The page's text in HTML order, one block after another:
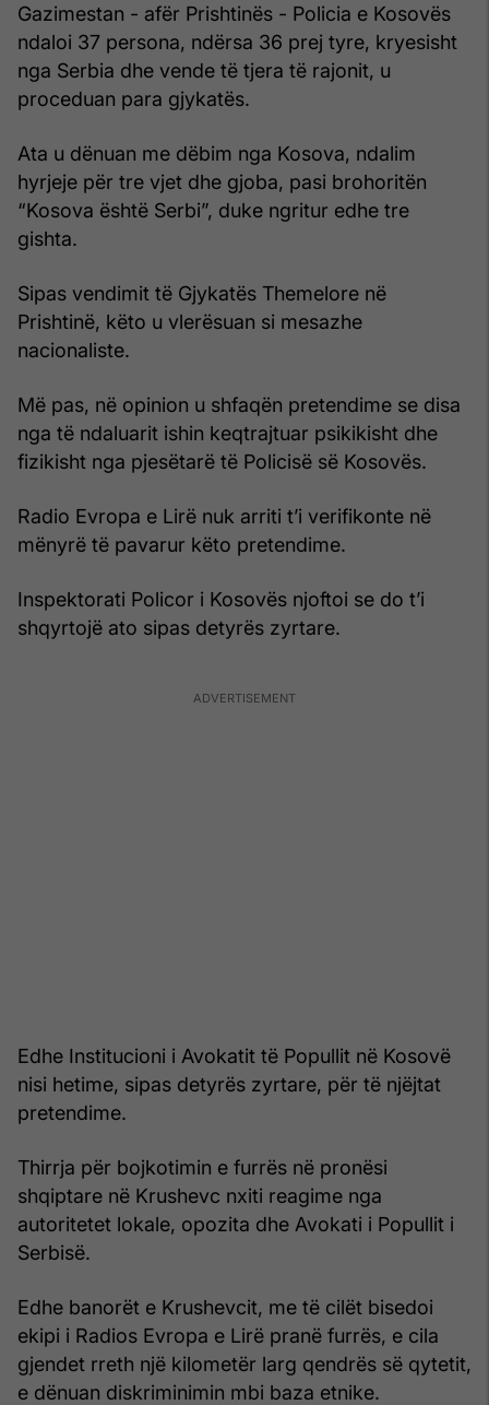
Gazimestan - afër Prishtinës - Policia e Kosovës
ndaloi 37 persona, ndërsa 36 prej tyre, kryesisht
nga Serbia dhe vende të tjera të rajonit, u
proceduan para gjykatës.
Ata u dënuan me dëbim nga Kosova, ndalim
hyrjeje për tre vjet dhe gjoba, pasi brohoritën
“Kosova është Serbi”, duke ngritur edhe tre
gishta.
Sipas vendimit të Gjykatës Themelore në
Prishtinë, këto u vlerësuan si mesazhe
nacionaliste.
Më pas, në opinion u shfaqën pretendime se disa
nga të ndaluarit ishin keqtrajtuar psikikisht dhe
fizikisht nga pjesëtarë të Policisë së Kosovës.
Radio Evropa e Lirë nuk arriti t’i verifikonte në
mënyrë të pavarur këto pretendime.
Inspektorati Policor i Kosovës njoftoi se do t’i
shqyrtojë ato sipas detyrës zyrtare.
Edhe Institucioni i Avokatit të Popullit në Kosovë
nisi hetime, sipas detyrës zyrtare, për të njëjtat
pretendime.
Thirrja për bojkotimin e furrës në pronësi
shqiptare në Krushevc nxiti reagime nga
autoritetet lokale, opozita dhe Avokati i Popullit i
Serbisë.
Edhe banorët e Krushevcit, me të cilët bisedoi
ekipi i Radios Evropa e Lirë pranë furrës, e cila
gjendet rreth një kilometër larg qendrës së qytetit,
e dënuan diskriminimin mbi baza etnike.